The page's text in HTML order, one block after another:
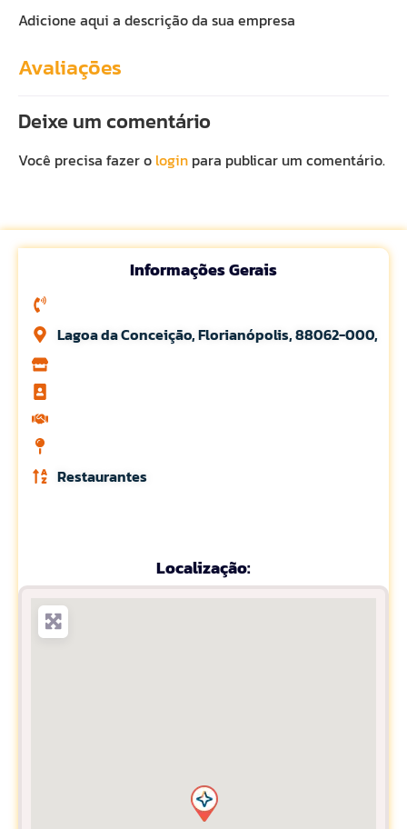
Adicione aqui a descrição da sua empresa
Avaliações
Deixe um comentário
Você precisa fazer o login para publicar um comentário.
Informações Gerais
Lagoa da Conceição, Florianópolis, 88062-000,
Restaurantes
Localização: